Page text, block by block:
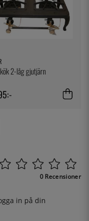
2-låg gjutjärn
0 Recensioner
in på din